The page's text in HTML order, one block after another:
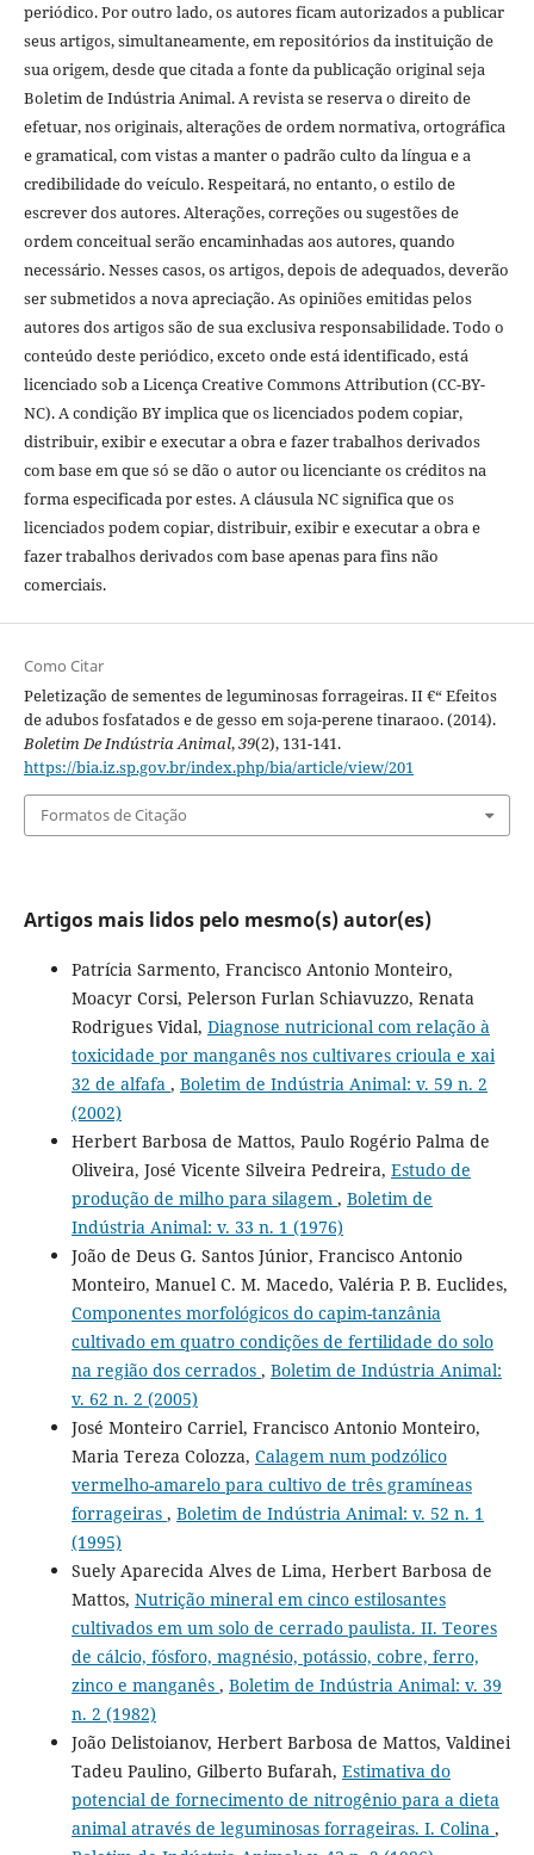
periódico. Por outro lado, os autores ficam autorizados a publicar
seus artigos, simultaneamente, em repositórios da instituição de
sua origem, desde que citada a fonte da publicação original seja
Boletim de Indústria Animal. A revista se reserva o direito de
efetuar, nos originais, alterações de ordem normativa, ortográfica
e gramatical, com vistas a manter o padrão culto da língua e a
credibilidade do veículo. Respeitará, no entanto, o estilo de
escrever dos autores. Alterações, correções ou sugestões de
ordem conceitual serão encaminhadas aos autores, quando
necessário. Nesses casos, os artigos, depois de adequados, deverão
ser submetidos a nova apreciação. As opiniões emitidas pelos
autores dos artigos são de sua exclusiva responsabilidade. Todo o
conteúdo deste periódico, exceto onde está identificado, está
licenciado sob a Licença Creative Commons Attribution (CC-BY-
NC). A condição BY implica que os licenciados podem copiar,
distribuir, exibir e executar a obra e fazer trabalhos derivados
com base em que só se dão o autor ou licenciante os créditos na
forma especificada por estes. A cláusula NC significa que os
licenciados podem copiar, distribuir, exibir e executar a obra e
fazer trabalhos derivados com base apenas para fins não
comerciais.
Como Citar
Peletização de sementes de leguminosas forrageiras. II €“ Efeitos
de adubos fosfatados e de gesso em soja-perene tinaraoo. (2014).
Boletim De Indústria Animal,39(2), 131-141.
https://bia.iz.sp.gov.br/index.php/bia/article/view/201
Formatos de Citação
Artigos mais lidos pelo mesmo(s) autor(es)
Patrícia Sarmento, Francisco Antonio Monteiro,
Moacyr Corsi, Pelerson Furlan Schiavuzzo, Renata
Rodrigues Vidal, Diagnose nutricional com relação à
toxicidade por manganês nos cultivares crioula e xai
32 de alfafa , Boletim de Indústria Animal: v. 59 n. 2
(2002)
Herbert Barbosa de Mattos, Paulo Rogério Palma de
Oliveira, José Vicente Silveira Pedreira, Estudo de
produção de milho para silagem , Boletim de
Indústria Animal: v. 33 n. 1 (1976)
João de Deus G. Santos Júnior, Francisco Antonio
Monteiro, Manuel C. M. Macedo, Valéria P. B. Euclides,
Componentes morfológicos do capim-tanzânia
cultivado em quatro condições de fertilidade do solo
na região dos cerrados , Boletim de Indústria Animal:
v. 62 n. 2 (2005)
José Monteiro Carriel, Francisco Antonio Monteiro,
Maria Tereza Colozza, Calagem num podzólico
vermelho-amarelo para cultivo de três gramíneas
forrageiras , Boletim de Indústria Animal: v. 52 n. 1
(1995)
Suely Aparecida Alves de Lima, Herbert Barbosa de
Mattos, Nutrição mineral em cinco estilosantes
cultivados em um solo de cerrado paulista. II. Teores
de cálcio, fósforo, magnésio, potássio, cobre, ferro,
zinco e manganês , Boletim de Indústria Animal: v. 39
n. 2 (1982)
João Delistoianov, Herbert Barbosa de Mattos, Valdinei
Tadeu Paulino, Gilberto Bufarah, Estimativa do
potencial de fornecimento de nitrogênio para a dieta
animal através de leguminosas forrageiras. I. Colina ,